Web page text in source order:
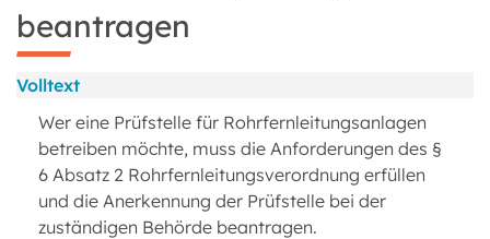
beantragen
Volltext
Wer eine Prüfstelle für Rohrfernleitungsanlagen
betreiben möchte, muss die Anforderungen des §
6 Absatz 2 Rohrfernleitungsverordnung erfüllen
und die Anerkennung der Prüfstelle bei der
zuständigen Behörde beantragen.